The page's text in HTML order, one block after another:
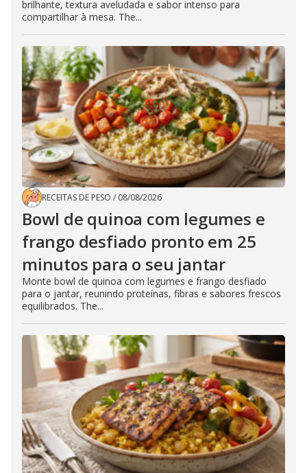
brilhante, textura aveludada e sabor intenso para
compartilhar à mesa. The...
RECEITAS DE PESO / 08/08/2026
Bowl de quinoa com legumes e
frango desfiado pronto em 25
minutos para o seu jantar
Monte bowl de quinoa com legumes e frango desfiado
para o jantar, reunindo proteínas, fibras e sabores frescos
equilibrados. The...